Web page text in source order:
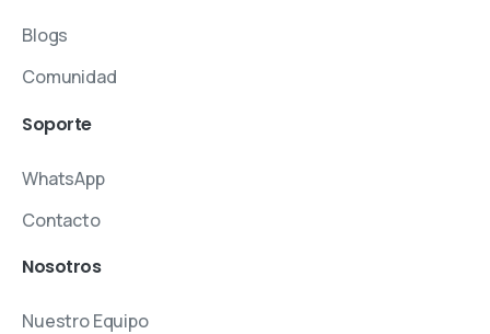
Blogs
Comunidad
Soporte
WhatsApp
Contacto
Nosotros
Nuestro Equipo